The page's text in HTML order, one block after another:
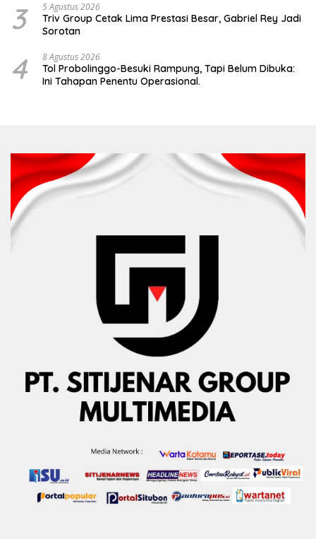
3 5 Agustus 2026
Triv Group Cetak Lima Prestasi Besar, Gabriel Rey Jadi
Sorotan
4 8 Agustus 2026
Tol Probolinggo-Besuki Rampung, Tapi Belum Dibuka:
Ini Tahapan Penentu Operasional.